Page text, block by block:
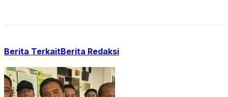
Berita TerkaitBerita Redaksi